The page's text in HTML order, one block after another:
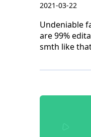
2021-03-22
Undeniable
are 99%
smth like